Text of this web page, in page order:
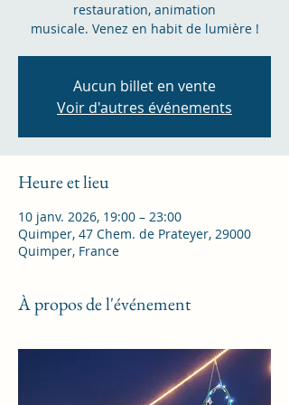
restauration, animation
musicale. Venez en habit de lumière !
Aucun billet en vente
Voir d'autres événements
Heure et lieu
10 janv. 2026, 19:00 – 23:00
Quimper, 47 Chem. de Prateyer, 29000
Quimper, France
À propos de l'événement